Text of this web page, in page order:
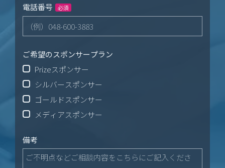
電話番号 必須
ご希望のスポンサープラン
Prizeスポンサー
シルバースポンサー
ゴールドスポンサー
メディアスポンサー
備考